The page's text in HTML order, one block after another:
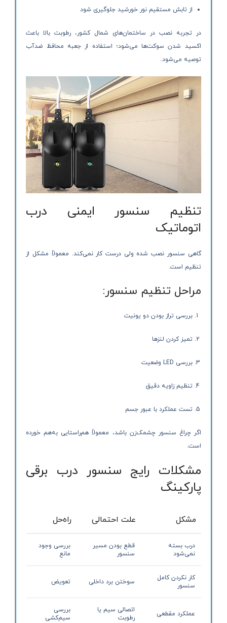
از تابش مستقیم نور خورشید جلوگیری شود
در تجربه نصب در ساختمان‌های شمال کشور، رطوبت بالا باعث
اکسید شدن سوکت‌ها می‌شود؛ استفاده از جعبه محافظ ضدآب
توصیه می‌شود.
تنظیم سنسور ایمنی درب
اتوماتیک
گاهی سنسور نصب شده ولی درست کار نمی‌کند. معمولاً مشکل از
تنظیم است.
مراحل تنظیم سنسور:
بررسی تراز بودن دو یونیت
تمیز کردن لنزها
بررسی LED وضعیت
تنظیم زاویه دقیق
تست عملکرد با عبور جسم
اگر چراغ سنسور چشمک‌زن باشد، معمولاً هم‌راستایی به‌هم خورده
است.
مشکلات رایج سنسور درب برقی
پارکینگ
مشکل علت احتمالی راه‌حل
درب بسته
نمی‌شود
قطع بودن مسیر
سنسور
بررسی وجود
مانع
کار نکردن کامل
سنسور
سوختن برد داخلی تعویض
عملکرد مقطعی
اتصالی سیم یا
رطوبت
بررسی
سیم‌کشی